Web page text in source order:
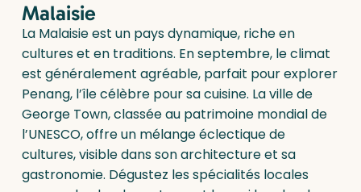
Malaisie
La Malaisie est un pays dynamique, riche en
cultures et en traditions. En septembre, le climat
est généralement agréable, parfait pour explorer
Penang, l’île célèbre pour sa cuisine. La ville de
George Town, classée au patrimoine mondial de
l’UNESCO, offre un mélange éclectique de
cultures, visible dans son architecture et sa
gastronomie. Dégustez les spécialités locales